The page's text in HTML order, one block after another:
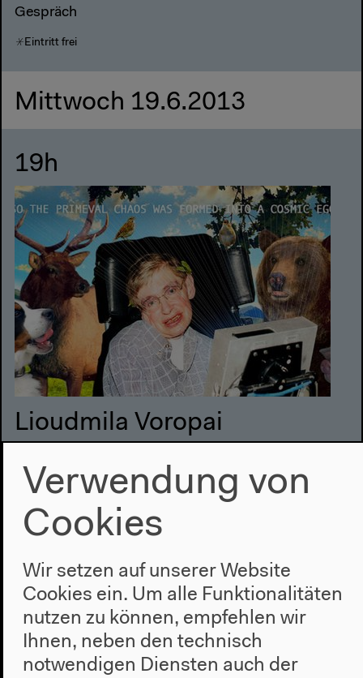
Gespräch
Eintritt frei
Mittwoch 19.6.2013
19h
Lioudmila Voropai
Wissenschaften und die Künste
Mittwoch 5.6.2013
19h
Verwendung von
Cookies
Wir setzen auf unserer Website
Cookies ein. Um alle Funktionalitäten
nutzen zu können, empfehlen wir
Ihnen, neben den technisch
notwendigen Diensten auch der